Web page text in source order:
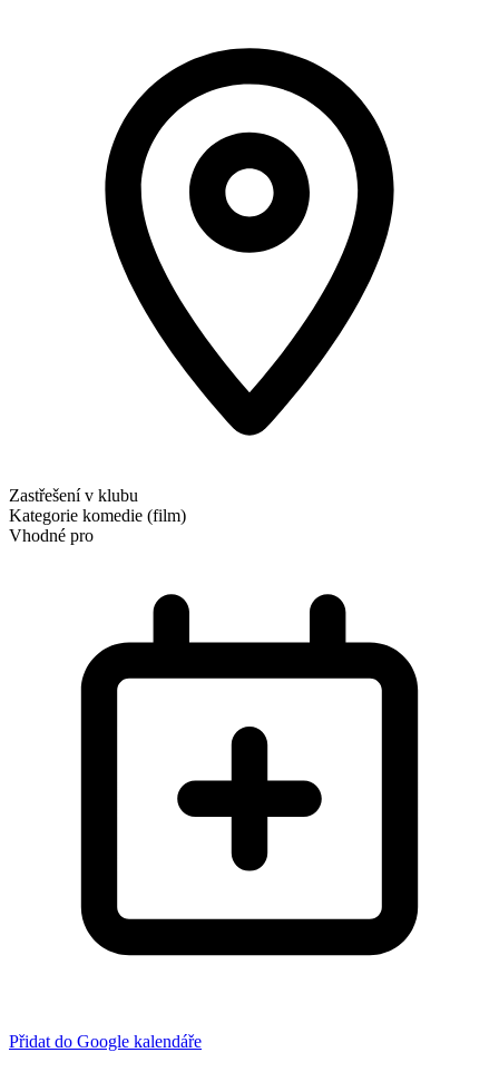
Zastřešení v klubu
Kategorie komedie (film)
Vhodné pro
Přidat do Google kalendáře